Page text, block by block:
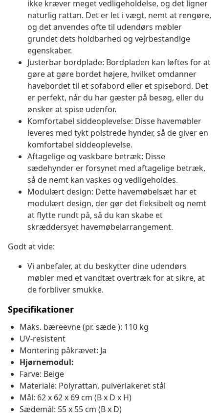
ikke kræver meget vedligeholdelse, og det ligner
naturlig rattan. Det er let i vægt, nemt at rengøre,
og det anvendes ofte til udendørs møbler
grundet dets holdbarhed og vejrbestandige
egenskaber.
Justerbar bordplade: Bordpladen kan løftes for at
gøre at gøre bordet højere, hvilket omdanner
havebordet til et sofabord eller et spisebord. Det
er perfekt, når du har gæster på besøg, eller du
ønsker at spise udenfor.
Komfortabel siddeoplevelse: Disse havemøbler
leveres med tykt polstrede hynder, så de giver en
komfortabel siddeoplevelse.
Aftagelige og vaskbare betræk: Disse
sædehynder er forsynet med aftagelige betræk,
så de nemt kan vaskes og vedligeholdes.
Modulært design: Dette havemøbelsæt har et
modulært design, der gør det fleksibelt og nemt
at flytte rundt på, så du kan skabe et
skræddersyet havemøbelarrangement.
Godt at vide:
Vi anbefaler, at du beskytter dine udendørs
møbler med et vandtæt overtræk for at sikre, at
de forbliver smukke.
Specifikationer
Maks. bæreevne (pr. sæde ): 110 kg
UV-resistent
Montering påkrævet: Ja
Hjørnemodul:
Farve: Beige
Materiale: Polyrattan, pulverlakeret stål
Mål: 62 x 62 x 69 cm (B x D x H)
Sædemål: 55 x 55 cm (B x D)